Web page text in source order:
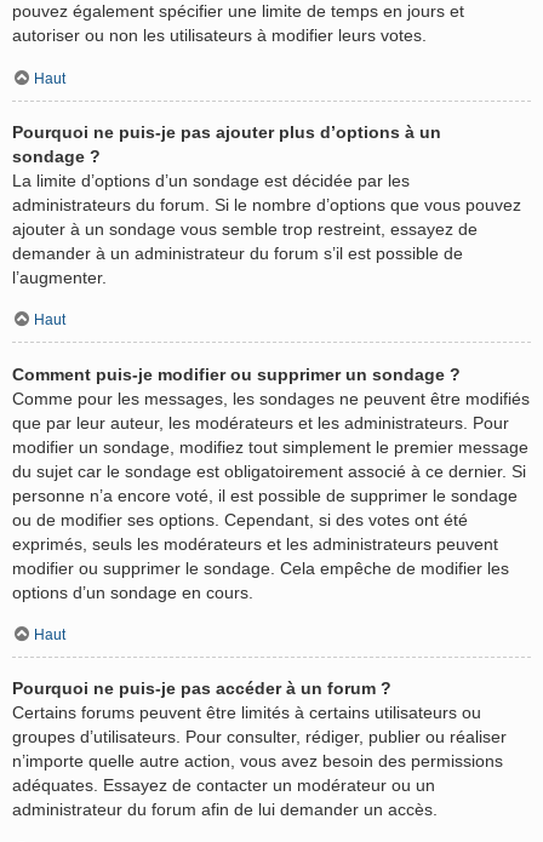
pouvez également spécifier une limite de temps en jours et
autoriser ou non les utilisateurs à modifier leurs votes.
Haut
Pourquoi ne puis-je pas ajouter plus d’options à un
sondage ?
La limite d’options d’un sondage est décidée par les
administrateurs du forum. Si le nombre d’options que vous pouvez
ajouter à un sondage vous semble trop restreint, essayez de
demander à un administrateur du forum s’il est possible de
l’augmenter.
Haut
Comment puis-je modifier ou supprimer un sondage ?
Comme pour les messages, les sondages ne peuvent être modifiés
que par leur auteur, les modérateurs et les administrateurs. Pour
modifier un sondage, modifiez tout simplement le premier message
du sujet car le sondage est obligatoirement associé à ce dernier. Si
personne n’a encore voté, il est possible de supprimer le sondage
ou de modifier ses options. Cependant, si des votes ont été
exprimés, seuls les modérateurs et les administrateurs peuvent
modifier ou supprimer le sondage. Cela empêche de modifier les
options d’un sondage en cours.
Haut
Pourquoi ne puis-je pas accéder à un forum ?
Certains forums peuvent être limités à certains utilisateurs ou
groupes d’utilisateurs. Pour consulter, rédiger, publier ou réaliser
n’importe quelle autre action, vous avez besoin des permissions
adéquates. Essayez de contacter un modérateur ou un
administrateur du forum afin de lui demander un accès.